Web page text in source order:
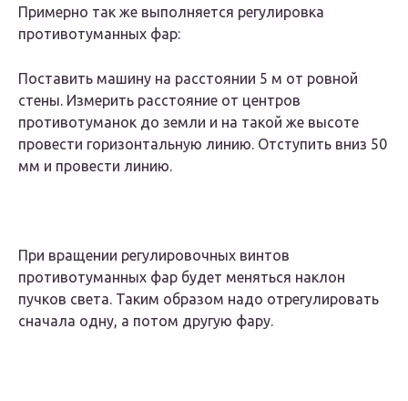
Примерно так же выполняется регулировка
противотуманных фар:
Поставить машину на расстоянии 5 м от ровной
стены. Измерить расстояние от центров
противотуманок до земли и на такой же высоте
провести горизонтальную линию. Отступить вниз 50
мм и провести линию.
При вращении регулировочных винтов
противотуманных фар будет меняться наклон
пучков света. Таким образом надо отрегулировать
сначала одну, а потом другую фару.